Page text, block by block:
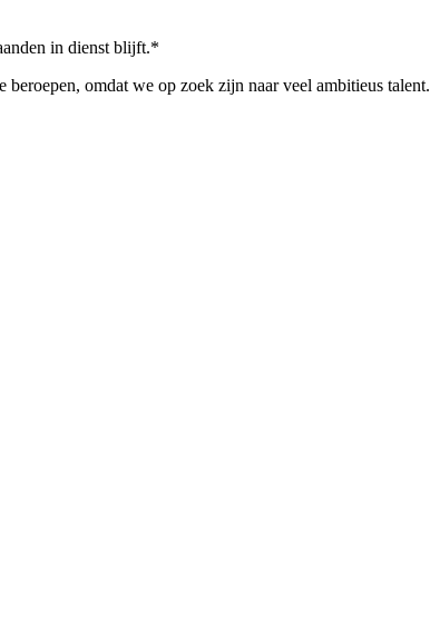
in dienst blijft.*
omdat we op zoek zijn naar veel ambitieus talent.